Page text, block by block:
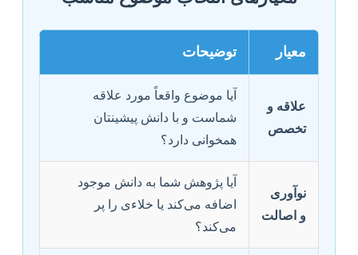
معیار توضیحات
علاقه و
تخصص
آیا موضوع واقعاً مورد علاقه
شماست و با دانش پیشینتان
همخوانی دارد؟
نوآوری
و اصالت
آیا پژوهش شما به دانش موجود
اضافه می‌کند یا خلاءی را پر
می‌کند؟